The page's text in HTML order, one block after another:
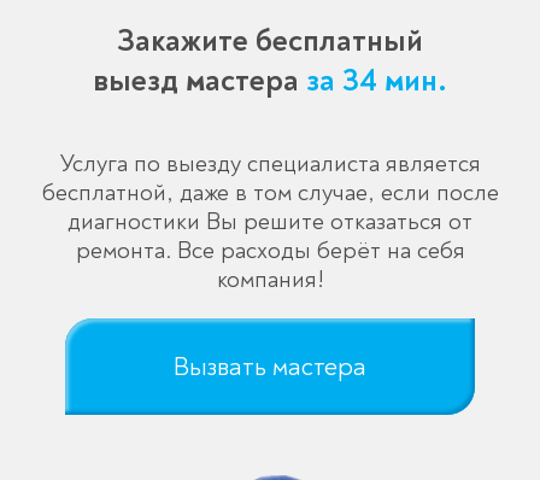
Закажите бесплатный
выезд мастера за 34 мин.
Услуга по выезду специалиста является
бесплатной, даже в том случае, если после
диагностики Вы решите отказаться от
ремонта. Все расходы берёт на себя
компания!
Вызвать мастера
Оставьте заявку
перезвоним в течение 3-х минут